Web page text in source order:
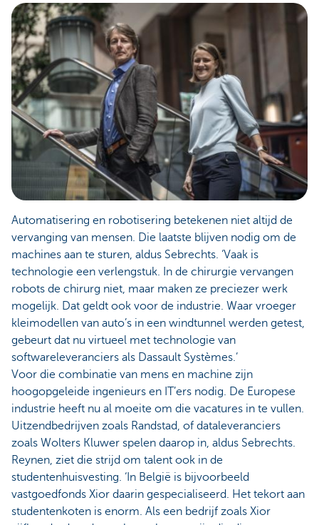
Automatisering en robotisering betekenen niet altijd de
vervanging van mensen. Die laatste blijven nodig om de
machines aan te sturen, aldus Sebrechts. ‘Vaak is
technologie een verlengstuk. In de chirurgie vervangen
robots de chirurg niet, maar maken ze preciezer werk
mogelijk. Dat geldt ook voor de industrie. Waar vroeger
kleimodellen van auto’s in een windtunnel werden getest,
gebeurt dat nu virtueel met technologie van
softwareleveranciers als Dassault Systèmes.’
Voor die combinatie van mens en machine zijn
hoogopgeleide ingenieurs en IT’ers nodig. De Europese
industrie heeft nu al moeite om die vacatures in te vullen.
Uitzendbedrijven zoals Randstad, of dataleveranciers
zoals Wolters Kluwer spelen daarop in, aldus Sebrechts.
Reynen, ziet die strijd om talent ook in de
studentenhuisvesting. ‘In België is bijvoorbeeld
vastgoedfonds Xior daarin gespecialiseerd. Het tekort aan
studentenkoten is enorm. Als een bedrijf zoals Xior